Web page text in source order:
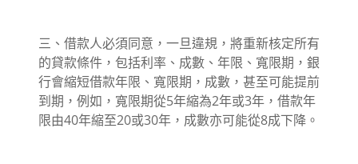
三、借款人必須同意，一旦違規，將重新核定所有
的貸款條件，包括利率、成數、年限、寬限期，銀
行會縮短借款年限、寬限期，成數，甚至可能提前
到期，例如，寬限期從5年縮為2年或3年，借款年
限由40年縮至20或30年，成數亦可能從8成下降。